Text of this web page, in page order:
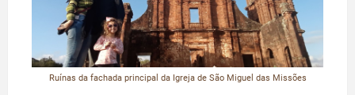
Ruínas da fachada principal da Igreja de São Miguel das Missões